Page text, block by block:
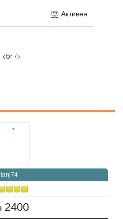
Активен
<br />
tanj74
2400